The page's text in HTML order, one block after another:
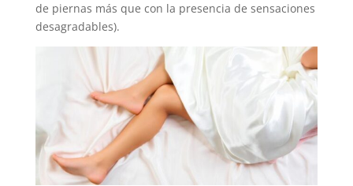
de piernas más que con la presencia de sensaciones
desagradables).